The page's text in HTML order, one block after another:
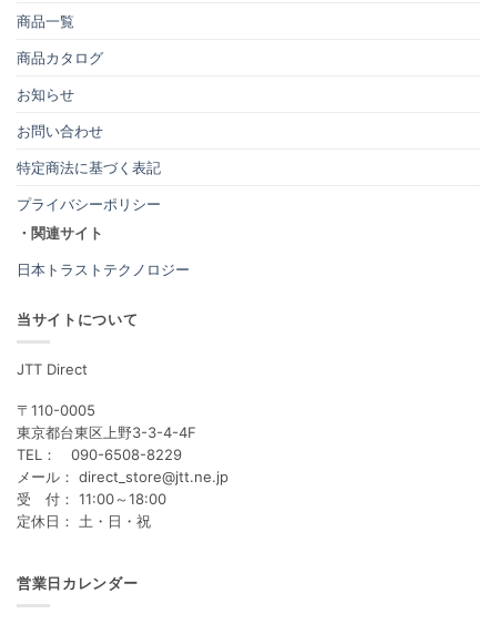
商品一覧
商品カタログ
お知らせ
お問い合わせ
特定商法に基づく表記
プライバシーポリシー
・関連サイト
日本トラストテクノロジー
当サイトについて
JTT Direct
〒110-0005
東京都台東区上野3-3-4-4F
TEL： 090-6508-8229
メール： direct_store@jtt.ne.jp
受 付： 11:00～18:00
定休日： 土・日・祝
営業日カレンダー